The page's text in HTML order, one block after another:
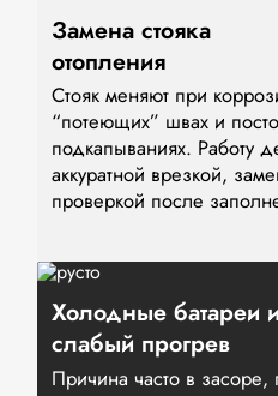
Замена стояка
отопления
Стояк меняют при
“потеющих” швах и
подкапываниях. Работу
аккуратной врезкой,
проверкой после
Холодные батареи и
слабый прогрев
Причина часто в засоре,